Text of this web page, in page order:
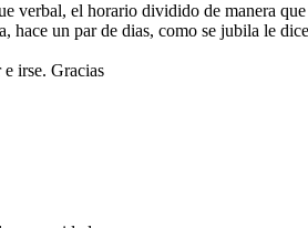
verbal, el horario dividido de manera
un par de dias, como se jubila le
irse. Gracias